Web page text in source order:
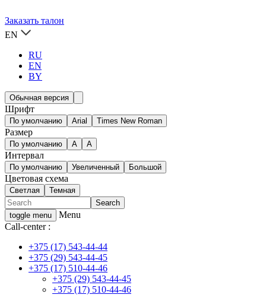
Заказать талон
EN
RU
EN
BY
Обычная версия
Шрифт
По умолчанию Arial Times New Roman
Размер
По умолчанию A A
Интервал
По умолчанию Увеличенный Большой
Цветовая схема
Светлая Темная
toggle menu
Menu
Call-center :
+375 (17) 543-44-44
+375 (29) 543-44-45
+375 (17) 510-44-46
+375 (29) 543-44-45
+375 (17) 510-44-46